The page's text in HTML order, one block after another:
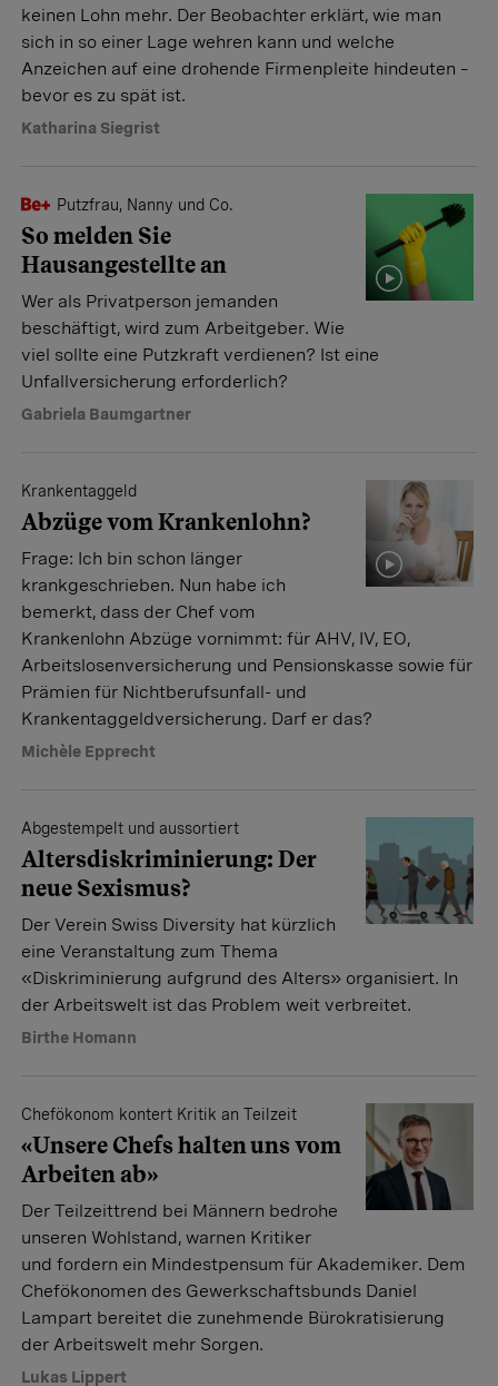
keinen Lohn mehr. Der Beobachter erklärt, wie man
sich in so einer Lage wehren kann und welche
Anzeichen auf eine drohende Firmenpleite hindeuten –
bevor es zu spät ist.
Katharina Siegrist
Putzfrau, Nanny und Co.
So melden Sie
Hausangestellte an
Wer als Privatperson jemanden
beschäftigt, wird zum Arbeitgeber. Wie
viel sollte eine Putzkraft verdienen? Ist eine
Unfallversicherung erforderlich?
Gabriela Baumgartner
Krankentaggeld
Abzüge vom Krankenlohn?
Frage: Ich bin schon länger
krankgeschrieben. Nun habe ich
bemerkt, dass der Chef vom
Krankenlohn Abzüge vornimmt: für AHV, IV, EO,
Arbeitslosenversicherung und Pensionskasse sowie für
Prämien für Nichtberufsunfall- und
Krankentaggeldversicherung. Darf er das?
Michèle Epprecht
Abgestempelt und aussortiert
Altersdiskriminierung: Der
neue Sexismus?
Der Verein Swiss Diversity hat kürzlich
eine Veranstaltung zum Thema
«Diskriminierung aufgrund des Alters» organisiert. In
der Arbeitswelt ist das Problem weit verbreitet.
Birthe Homann
Chefökonom kontert Kritik an Teilzeit
«Unsere Chefs halten uns vom
Arbeiten ab»
Der Teilzeittrend bei Männern bedrohe
unseren Wohlstand, warnen Kritiker
und fordern ein Mindestpensum für Akademiker. Dem
Chefökonomen des Gewerkschaftsbunds Daniel
Lampart bereitet die zunehmende Bürokratisierung
der Arbeitswelt mehr Sorgen.
Lukas Lippert